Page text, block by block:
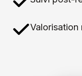
Valorisation